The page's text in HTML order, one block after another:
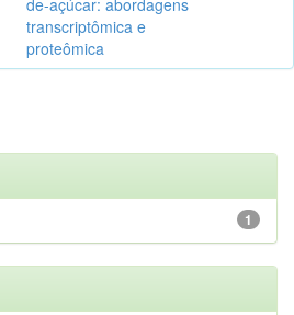
transcriptômica e
proteômica
1